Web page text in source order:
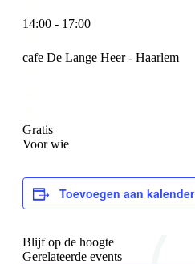
14:00 - 17:00
cafe De Lange Heer - Haarlem
Gratis
Voor wie
Toevoegen aan kalender
Blijf op de hoogte
Gerelateerde events